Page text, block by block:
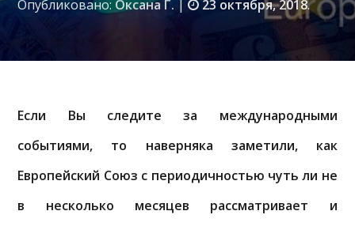
Опубликовано: Оксана Г. | 23 октября, 2018.
Если Вы следите за международными
событиями, то наверняка заметили, как
Европейский Союз с периодичностью чуть ли не
в несколько месяцев рассматривает и